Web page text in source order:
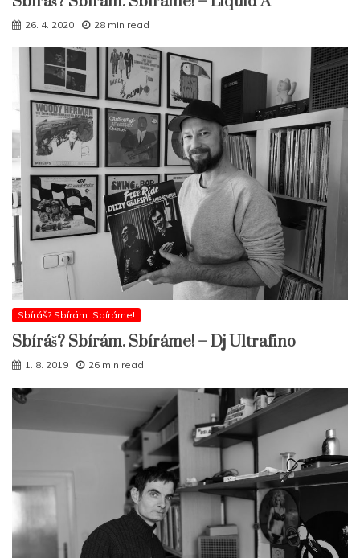
26. 4. 2020 28 min read
Sbíráš? Sbírám. Sbíráme!
Sbíráš? Sbírám. Sbíráme! – Dj Ultrafino
1. 8. 2019 26 min read